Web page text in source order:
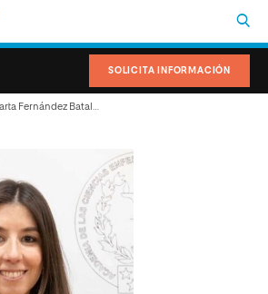
SOLICITA INFORMACIÓN